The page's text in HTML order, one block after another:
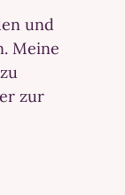
und
Meine
zur